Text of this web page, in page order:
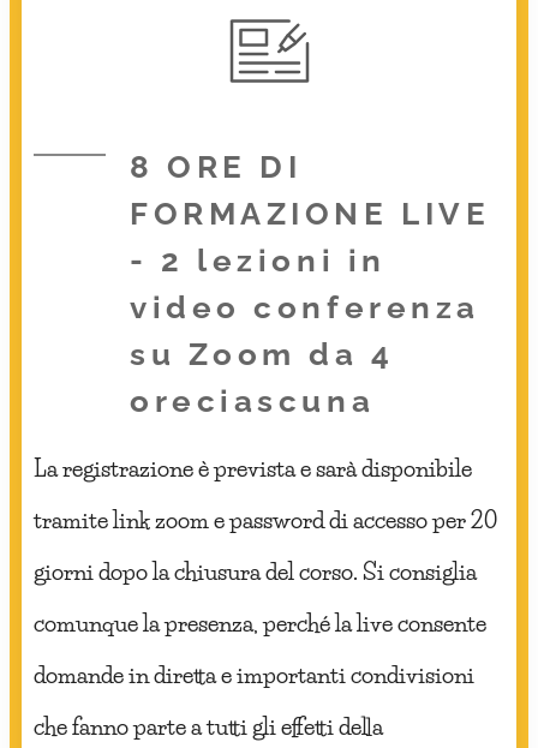
8 ORE DI
FORMAZIONE LIVE
- 2 lezioni in
video conferenza
su Zoom da 4
oreciascuna
La registrazione è prevista e sarà disponibile
tramite link zoom e password di accesso per 20
giorni dopo la chiusura del corso. Si consiglia
comunque la presenza, perché la live consente
domande in diretta e importanti condivisioni
che fanno parte a tutti gli effetti della